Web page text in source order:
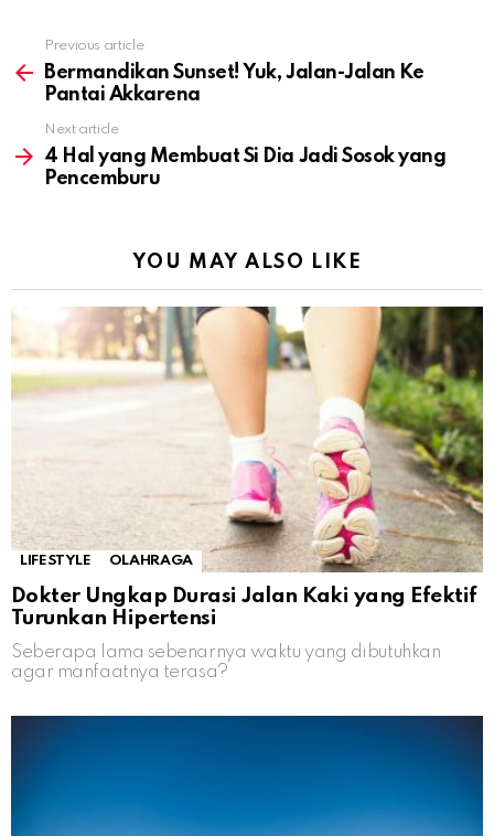
more
Previous article
Bermandikan Sunset! Yuk, Jalan-Jalan Ke
Pantai Akkarena
Next article
4 Hal yang Membuat Si Dia Jadi Sosok yang
Pencemburu
YOU MAY ALSO LIKE
LIFESTYLE OLAHRAGA
Dokter Ungkap Durasi Jalan Kaki yang Efektif
Turunkan Hipertensi
Seberapa lama sebenarnya waktu yang dibutuhkan
agar manfaatnya terasa?